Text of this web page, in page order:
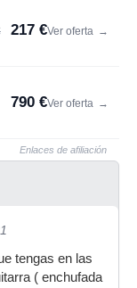
217 €Ver oferta →
790 €Ver oferta →
Enlaces de afiliación
tengas en las
( enchufada